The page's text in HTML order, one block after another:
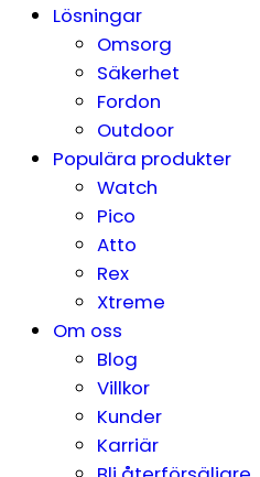
Lösningar
Omsorg
Säkerhet
Fordon
Outdoor
Populära produkter
Watch
Pico
Atto
Rex
Xtreme
Om oss
Blog
Villkor
Kunder
Karriär